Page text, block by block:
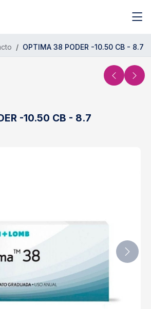
OPTIMA 38 PODER -10.50 CB - 8.7
-10.50 CB - 8.7